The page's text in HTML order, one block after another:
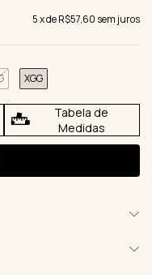
5x deR$57,60 sem juros
XGG
Tabela de
Medidas